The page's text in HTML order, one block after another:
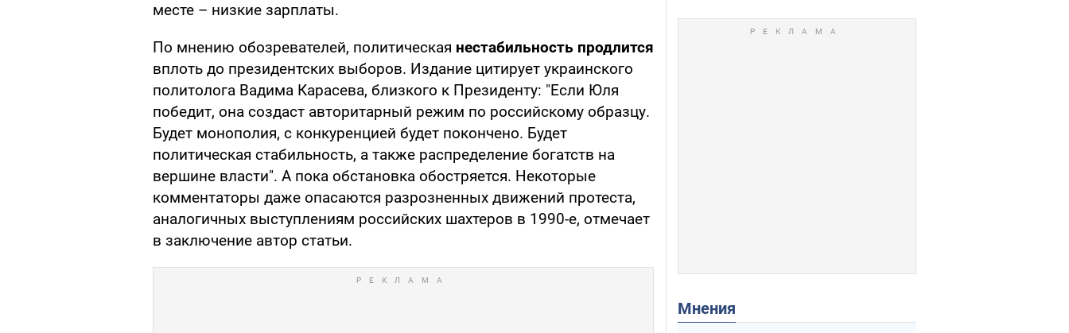
месте – низкие зарплаты.
По мнению обозревателей, политическая нестабильность продлится
вплоть до президентских выборов. Издание цитирует украинского
политолога Вадима Карасева, близкого к Президенту: "Если Юля
победит, она создаст авторитарный режим по российскому образцу.
Будет монополия, с конкуренцией будет покончено. Будет
политическая стабильность, а также распределение богатств на
вершине власти". А пока обстановка обостряется. Некоторые
комментаторы даже опасаются разрозненных движений протеста,
аналогичных выступлениям российских шахтеров в 1990-е, отмечает
в заключение автор статьи.
Мнения